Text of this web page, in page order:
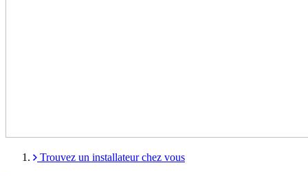
Trouvez un installateur chez vous